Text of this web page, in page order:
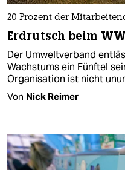
20 Prozent der
Erdrutsch beim
Der Umweltverband
Wachstums ein Fünftel
Organisation ist nicht
Von Nick Reimer